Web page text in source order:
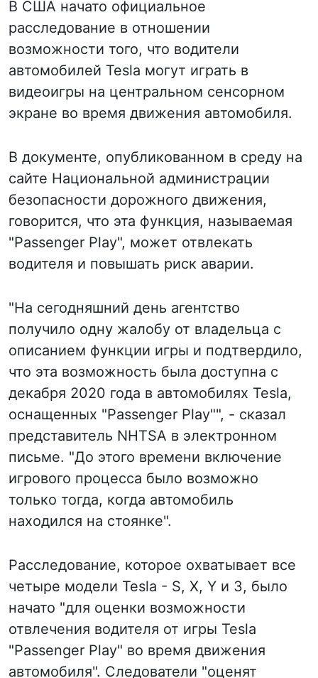
В США начато официальное
расследование в отношении
возможности того, что водители
автомобилей Tesla могут играть в
видеоигры на центральном сенсорном
экране во время движения автомобиля.
В документе, опубликованном в среду на
сайте Национальной администрации
безопасности дорожного движения,
говорится, что эта функция, называемая
"Passenger Play", может отвлекать
водителя и повышать риск аварии.
"На сегодняшний день агентство
получило одну жалобу от владельца с
описанием функции игры и подтвердило,
что эта возможность была доступна с
декабря 2020 года в автомобилях Tesla,
оснащенных "Passenger Play"", - сказал
представитель NHTSA в электронном
письме. "До этого времени включение
игрового процесса было возможно
только тогда, когда автомобиль
находился на стоянке".
Расследование, которое охватывает все
четыре модели Tesla - S, X, Y и 3, было
начато "для оценки возможности
отвлечения водителя от игры Tesla
"Passenger Play" во время движения
автомобиля". Следователи "оценят